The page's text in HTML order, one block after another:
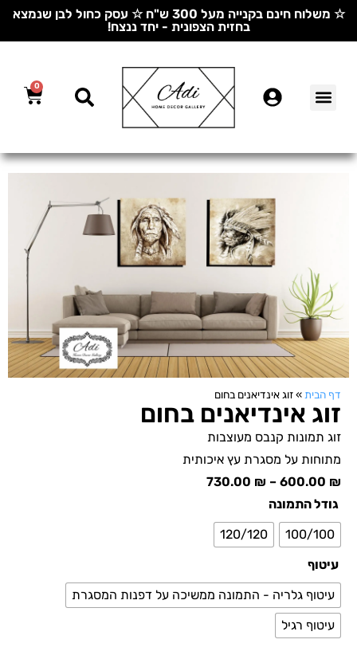
☆ משלוח חינם בקנייה מעל 300 ש"ח ☆ עסק כחול לבן שנמצא
בחזית הצפונית - יחד ננצח!
0
דף הבית »זוג אינדיאנים בחום
זוג אינדיאנים בחום
זוג תמונות קנבס מעוצבות
מתוחות על מסגרת עץ איכותית
600.00 ₪
–
730.00 ₪
גודל התמונה
100/100
120/120
עיטוף
עיטוף גלריה - התמונה ממשיכה על דפנות המסגרת
עיטוף רגיל